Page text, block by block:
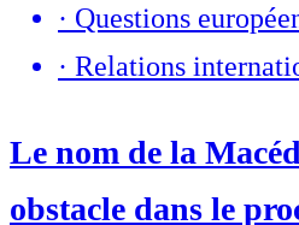
· Questions
· Relations
Le nom de la
obstacle dans le